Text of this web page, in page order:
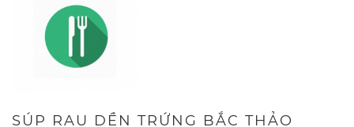
SÚP RAU DỀN TRỨNG BẮC THẢO